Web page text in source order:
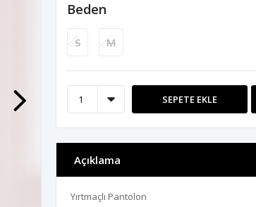
Beden
S M
SEPETE EKLE
Açıklama
Yırtmaçlı Pantolon